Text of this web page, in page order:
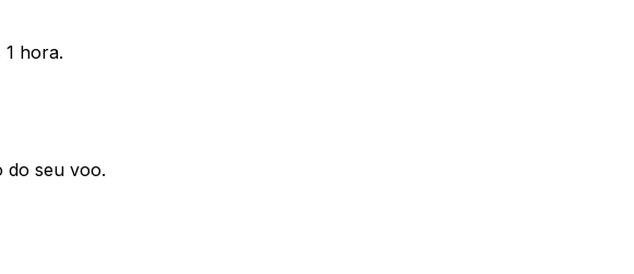
1 hora.
do seu voo.